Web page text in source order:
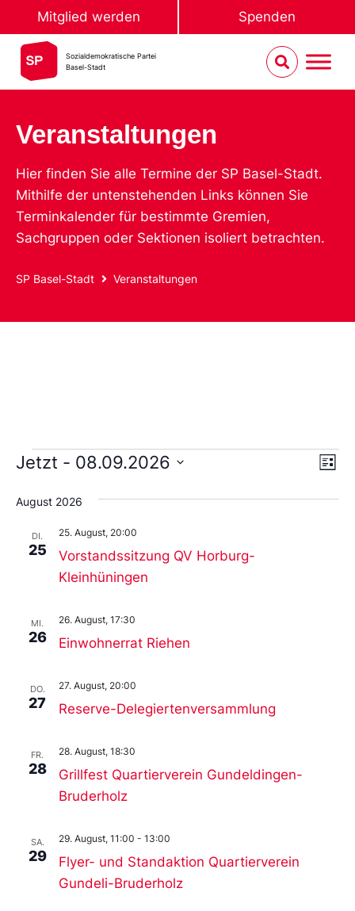
Mitglied werden Spenden
Sozialdemokratische Partei
Basel-Stadt
Veranstaltungen
Hier finden Sie alle Termine der SP Basel-Stadt.
Mithilfe der untenstehenden Links können Sie
Terminkalender für bestimmte Gremien,
Sachgruppen oder Sektionen isoliert betrachten.
SP Basel-Stadt Veranstaltungen
Liste
Jetzt - 08.09.2026
Sie
das
aus.
August 2026
DI.
25
Vorstandssitzung QV Horburg-
Kleinhüningen
25. August, 20:00
MI.
26 Einwohnerrat Riehen
26. August, 17:30
DO.
27 Reserve-Delegiertenversammlung
27. August, 20:00
FR.
28
Grillfest Quartierverein Gundeldingen-
Bruderholz
28. August, 18:30
SA.
29
Flyer- und Standaktion Quartierverein
Gundeli-Bruderholz
29. August, 11:00 - 13:00